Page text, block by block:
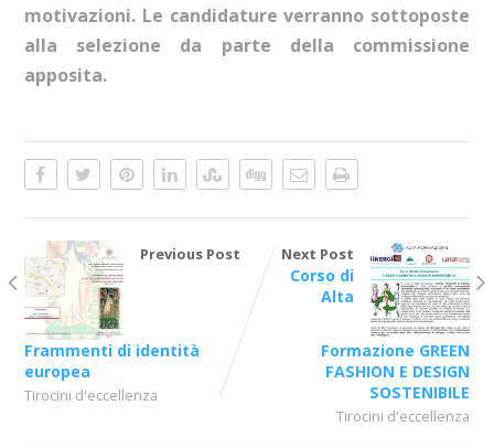
motivazioni. Le candidature verranno sottoposte
alla selezione da parte della commissione
apposita.
Previous Post
Frammenti di identità
europea
Tirocini d'eccellenza
Next Post
Corso di
Alta
Formazione GREEN
FASHION E DESIGN
SOSTENIBILE
Tirocini d'eccellenza